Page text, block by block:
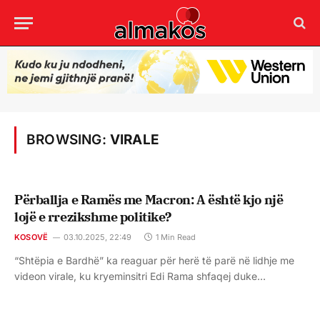
BROWSING: VIRALE
Përballja e Ramës me Macron: A është kjo një
lojë e rrezikshme politike?
KOSOVË 03.10.2025, 22:49 1 Min Read
“Shtëpia e Bardhë” ka reaguar për herë të parë në lidhje me
videon virale, ku kryeminsitri Edi Rama shfaqej duke…